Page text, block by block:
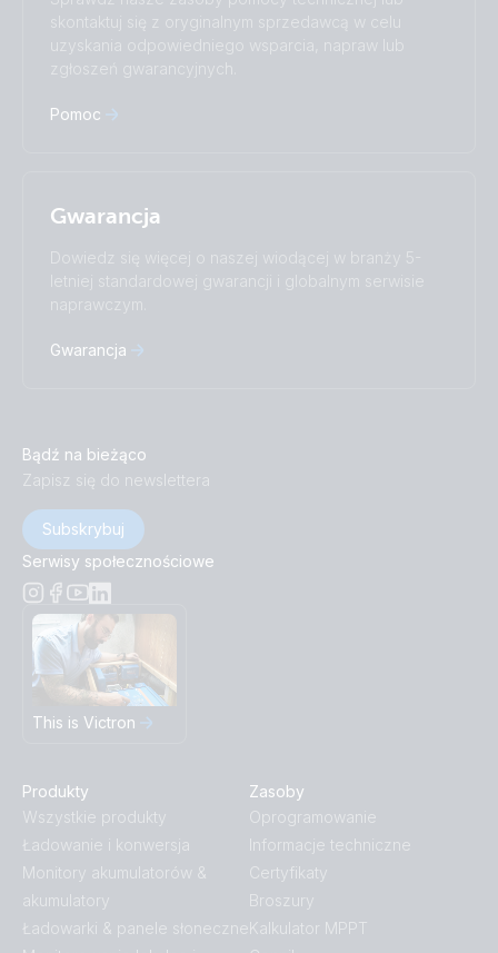
Русский
Українська
中國人
skontaktuj się z oryginalnym sprzedawcą w celu
uzyskania odpowiedniego wsparcia, napraw lub
zgłoszeń gwarancyjnych.
Pomoc
Gwarancja
Dowiedz się więcej o naszej wiodącej w branży 5-
letniej standardowej gwarancji i globalnym serwisie
naprawczym.
Gwarancja
Bądź na bieżąco
Zapisz się do newslettera
Subskrybuj
Serwisy społecznościowe
This is Victron
Produkty
Wszystkie produkty
Ładowanie i konwersja
Monitory akumulatorów &
akumulatory
Ładowarki & panele słoneczne
Zasoby
Oprogramowanie
Informacje techniczne
Certyfikaty
Broszury
Kalkulator MPPT